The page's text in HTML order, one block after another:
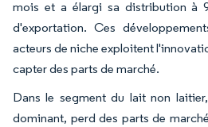
mois et a élargi sa distribution à
d'exportation. Ces
acteurs de niche exploitent
capter des parts de marché.
Dans le segment du lait non
dominant, perd des parts de